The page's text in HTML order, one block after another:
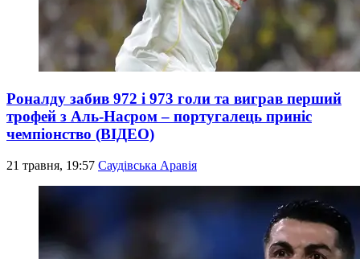
Роналду забив 972 і 973 голи та виграв перший
трофей з Аль-Насром – португалець приніс
чемпіонство (ВІДЕО)
21 травня, 19:57 Саудівська Аравія